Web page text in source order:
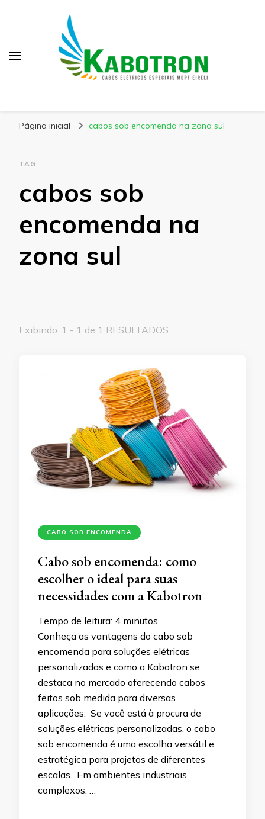
Página inicial cabos sob encomenda na zona sul
TAG
cabos sob
encomenda na
zona sul
Exibindo: 1 - 1 de 1 RESULTADOS
CABO SOB ENCOMENDA
Cabo sob encomenda: como
escolher o ideal para suas
necessidades com a Kabotron
Tempo de leitura: 4 minutos
Conheça as vantagens do cabo sob
encomenda para soluções elétricas
personalizadas e como a Kabotron se
destaca no mercado oferecendo cabos
feitos sob medida para diversas
aplicações. Se você está à procura de
soluções elétricas personalizadas, o cabo
sob encomenda é uma escolha versátil e
estratégica para projetos de diferentes
escalas. Em ambientes industriais
complexos, …